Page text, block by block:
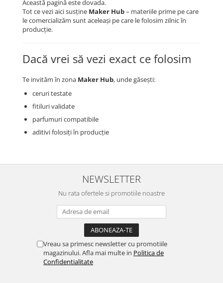
Această pagină este dovada.
Tot ce vezi aici susține Maker Hub– materiile prime pe care
le comercializăm sunt aceleași pe care le folosim zilnic în
producție.
Dacă vrei să vezi exact ce folosim
Te invităm în zona Maker Hub, unde găsești:
ceruri testate
fitiluri validate
parfumuri compatibile
aditivi folosiți în producție
NEWSLETTER
Nu rata ofertele si promotiile noastre
Vreau sa primesc newsletter cu promotiile
magazinului. Afla mai multe in Politica de
Confidentialitate